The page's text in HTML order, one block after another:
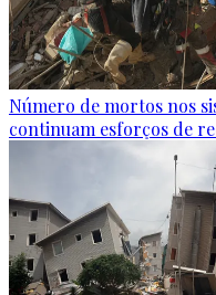
Número de mortos nos
continuam esforços de